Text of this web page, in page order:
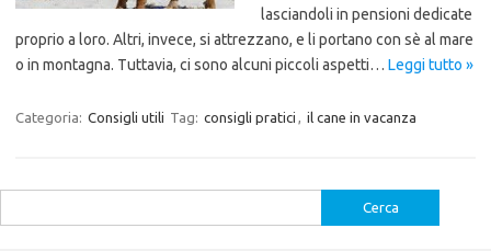
lasciandoli in pensioni dedicate
proprio a loro. Altri, invece, si attrezzano, e li portano con sè al mare
o in montagna. Tuttavia, ci sono alcuni piccoli aspetti… Leggi tutto »
Categoria: Consigli utili Tag: consigli pratici , il cane in vacanza
per: